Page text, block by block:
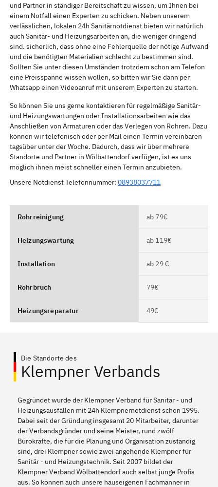
und Partner in ständiger Bereitschaft zu wissen, um Ihnen bei
einem Notfall einen Experten zu schicken. Neben unserem
verlässlichen, lokalen 24h Sanitärnotdienst bieten wir natürlich
auch Sanitär- und Heizungsarbeiten an, die weniger dringend
sind. sicherlich, dass ohne eine Fehlerquelle der nötige Aufwand
und die benötigten Materialien schlecht zu bestimmen sind.
Sollten Sie unter diesen Umständen trotzdem schon am Telefon
eine Preisspanne wissen wollen, so bitten wir Sie dann per
Whatsapp einen Videoanruf mit unserem Experten zu starten.
So können Sie uns gerne kontaktieren für regelmäßige Sanitär-
und Heizungswartungen oder Installationsarbeiten wie das
Anschließen von Armaturen oder das Verlegen von Rohren. Dazu
können wir telefonisch oder per Mail einen Termin vereinbaren
tagsüber unter der Woche. Dadurch, dass wir über mehrere
Standorte und Partner in Wölbattendorf verfügen, ist es uns
möglich ihnen meist schneller einen Termin anzubieten.
Unsere Notdienst Telefonnummer: 08938037711
Rohrreinigung ab 79€
Heizungswartung ab 119€
Installation ab 29 €
Rohrbruch 79€
Heizungsreparatur 49€
Die Standorte des
Klempner Verbands
Gegründet wurde der Klempner Verband für Sanitär - und
Heizungsausfällen mit 24h Klempnernotdienst schon 1995.
Dabei seit der Gründung insgesamt 20 Mitarbeiter, darunter
der Verbandsgründer und seine Meister, rund zwölf
Bürokräfte, die für die Planung und Organisation zuständig
sind, drei Klempner sowie zwei angehende Klempner für
Sanitär - und Heizungstechnik. Seit 2007 bildet der
Klempner Verband Wölbattendorf auch selbst junge Profis
aus. So können auch unsere hauseigenen Fachmänner in